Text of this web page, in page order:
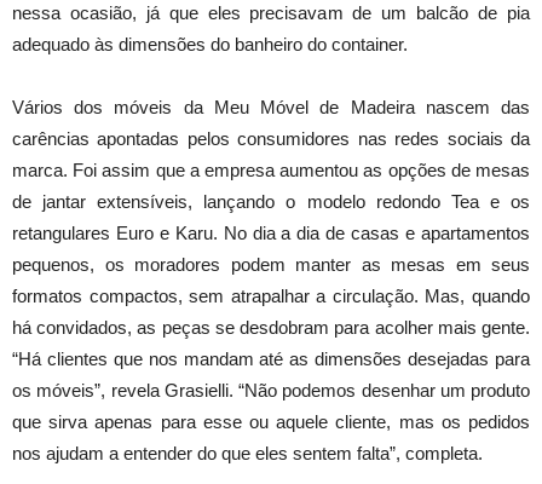
nessa ocasião, já que eles precisavam de um balcão de pia
adequado às dimensões do banheiro do container.
Vários dos móveis da Meu Móvel de Madeira nascem das
carências apontadas pelos consumidores nas redes sociais da
marca. Foi assim que a empresa aumentou as opções de mesas
de jantar extensíveis, lançando o modelo redondo Tea e os
retangulares Euro e Karu. No dia a dia de casas e apartamentos
pequenos, os moradores podem manter as mesas em seus
formatos compactos, sem atrapalhar a circulação. Mas, quando
há convidados, as peças se desdobram para acolher mais gente.
“Há clientes que nos mandam até as dimensões desejadas para
os móveis”, revela Grasielli. “Não podemos desenhar um produto
que sirva apenas para esse ou aquele cliente, mas os pedidos
nos ajudam a entender do que eles sentem falta”, completa.